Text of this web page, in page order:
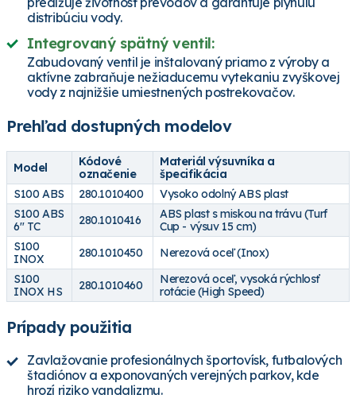
distribúciu vody.
Integrovaný spätný ventil:
Zabudovaný ventil je inštalovaný priamo z výroby a
aktívne zabraňuje nežiaducemu vytekaniu zvyškovej
vody z najnižšie umiestnených postrekovačov.
Prehľad dostupných modelov
Model
Kódové
označenie
Materiál výsuvníka a
špecifikácia
S100 ABS
280.1010400
Vysoko odolný ABS plast
S100 ABS
6" TC
280.1010416
ABS plast s miskou na trávu (Turf
Cup - výsuv 15 cm)
S100
INOX
280.1010450
Nerezová oceľ (Inox)
S100
INOX HS
280.1010460
Nerezová oceľ, vysoká rýchlosť
rotácie (High Speed)
Prípady použitia
Zavlažovanie profesionálnych športovísk, futbalových
štadiónov a exponovaných verejných parkov, kde
hrozí riziko vandalizmu.